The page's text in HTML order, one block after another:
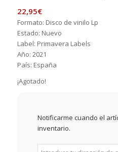
22,95€
Formato: Disco de vinilo Lp
Estado: Nuevo
Label: Primavera Labels
Año: 2021
País: España
¡Agotado!
Notificarme cuando el
inventario.